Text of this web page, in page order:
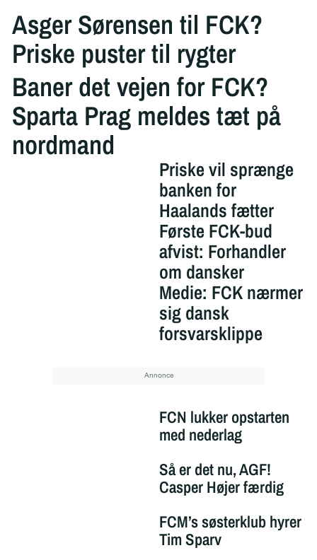
Asger Sørensen til FCK?
Priske puster til rygter
Baner det vejen for FCK?
Sparta Prag meldes tæt på
nordmand
Priske vil sprænge
banken for
Haalands fætter
Første FCK-bud
afvist: Forhandler
om dansker
Medie: FCK nærmer
sig dansk
forsvarsklippe
FCN lukker opstarten
med nederlag
Så er det nu, AGF!
Casper Højer færdig
FCM’s søsterklub hyrer
Tim Sparv